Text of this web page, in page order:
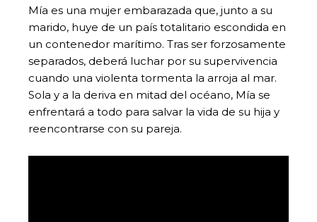
Mía es una mujer embarazada que, junto a su
marido, huye de un país totalitario escondida en
un contenedor marítimo. Tras ser forzosamente
separados, deberá luchar por su supervivencia
cuando una violenta tormenta la arroja al mar.
Sola y a la deriva en mitad del océano, Mía se
enfrentará a todo para salvar la vida de su hija y
reencontrarse con su pareja.